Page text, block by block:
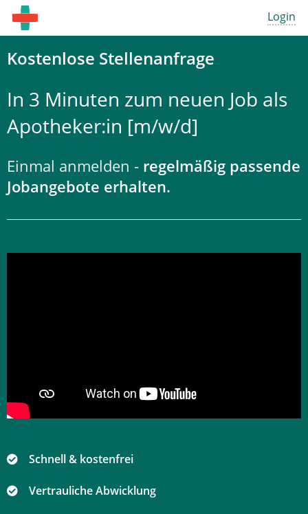
Login
Kostenlose Stellenanfrage
In 3 Minuten zum neuen Job als
Apotheker:in [m/w/d]
Einmal anmelden - regelmäßig passende
Jobangebote erhalten.
Schnell & kostenfrei
Vertrauliche Abwicklung